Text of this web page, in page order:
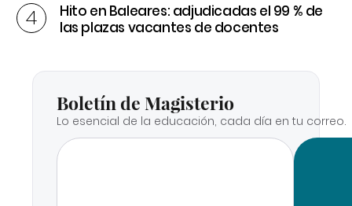
Hito en Baleares: adjudicadas el 99 % de
las plazas vacantes de docentes
Boletín de Magisterio
Lo esencial de la educación, cada día en tu correo.